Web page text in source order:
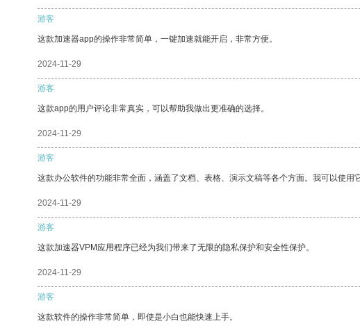
游客
这款加速器app的操作非常简单，一键加速就能开启，非常方便。
2024-11-29
游客
这款app的用户评论非常真实，可以帮助我做出更准确的选择。
2024-11-29
游客
这款办公软件的功能非常全面，涵盖了文档、表格、演示文稿等各个方面。我可以使用
2024-11-29
游客
这款加速器VPM应用程序已经为我们带来了无限的隐私保护和安全性保护。
2024-11-29
游客
这款软件的操作非常简单，即使是小白也能快速上手。